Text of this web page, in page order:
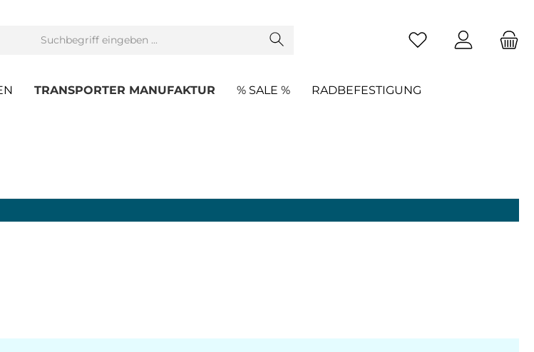
TRANSPORTER MANUFAKTUR % SALE % RADBEFESTIGUNG